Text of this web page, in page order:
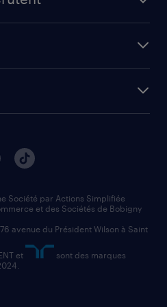
Société par Actions Simplifiée
et des Sociétés de Bobigny
avenue du Président Wilson à Saint
et
sont des marques